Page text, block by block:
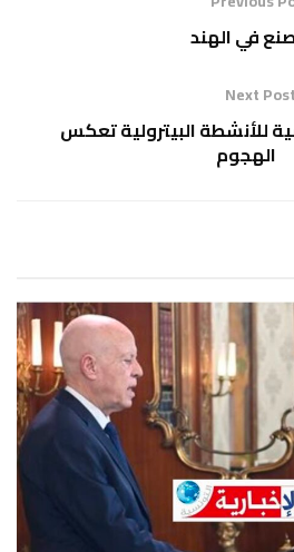
في الهند
Next Post
للأنشطة البيترولية تعكس
الهجوم